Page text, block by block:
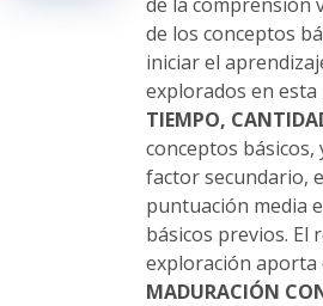
de los conceptos
iniciar el
explorados en
TIEMPO,
conceptos básicos,
factor secundario,
puntuación media
básicos previos. El
exploración aporta
MADURACIÓN